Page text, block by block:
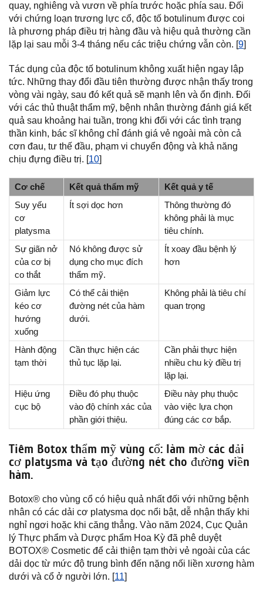
quay, nghiêng và vươn về phía trước hoặc phía sau. Đối
với chứng loạn trương lực cổ, độc tố botulinum được coi
là phương pháp điều trị hàng đầu và hiệu quả thường cần
lặp lại sau mỗi 3-4 tháng nếu các triệu chứng vẫn còn. [9]
Tác dụng của độc tố botulinum không xuất hiện ngay lập
tức. Những thay đổi đầu tiên thường được nhận thấy trong
vòng vài ngày, sau đó kết quả sẽ mạnh lên và ổn định. Đối
với các thủ thuật thẩm mỹ, bệnh nhân thường đánh giá kết
quả sau khoảng hai tuần, trong khi đối với các tình trạng
thần kinh, bác sĩ không chỉ đánh giá vẻ ngoài mà còn cả
cơn đau, tư thế đầu, phạm vi chuyển động và khả năng
chịu đựng điều trị. [10]
Cơ chế Kết quả thẩm mỹ
Kết quả y tế
Suy yếu
cơ
platysma
Ít sợi dọc hơn
Thông thường đó
không phải là mục
tiêu chính.
Sự giãn nở
của cơ bị
co thắt
Nó không được sử
dụng cho mục đích
thẩm mỹ.
Ít xoay đầu bệnh lý
hơn
Giảm lực
kéo cơ
hướng
xuống
Có thể cải thiện
đường nét của hàm
dưới.
Không phải là tiêu chí
quan trọng
Hành động
tạm thời
Cần thực hiện các
thủ tục lặp lại.
Cần phải thực hiện
nhiều chu kỳ điều trị
lặp lại.
Hiệu ứng
cục bộ
Điều đó phụ thuộc
vào độ chính xác của
phần giới thiệu.
Điều này phụ thuộc
vào việc lựa chọn
đúng các cơ bắp.
Tiêm Botox thẩm mỹ vùng cổ: làm mờ các dải
cơ platysma và tạo đường nét cho đường viền
hàm.
Botox® cho vùng cổ có hiệu quả nhất đối với những bệnh
nhân có các dải cơ platysma dọc nổi bật, dễ nhận thấy khi
nghỉ ngơi hoặc khi căng thẳng. Vào năm 2024, Cục Quản
lý Thực phẩm và Dược phẩm Hoa Kỳ đã phê duyệt
BOTOX® Cosmetic để cải thiện tạm thời vẻ ngoài của các
dải dọc từ mức độ trung bình đến nặng nối liền xương hàm
dưới và cổ ở người lớn. [11]